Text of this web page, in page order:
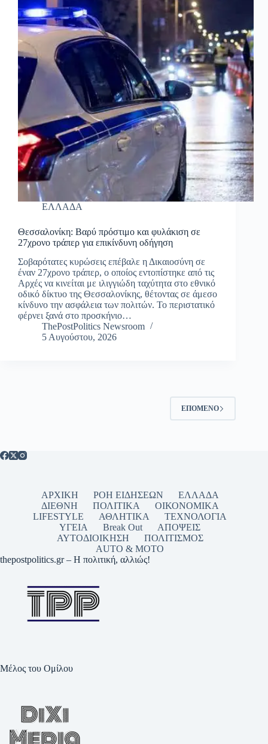
ΕΛΛΑΔΑ
Θεσσαλονίκη: Βαρύ πρόστιμο και φυλάκιση σε
27χρονο τράπερ για επικίνδυνη οδήγηση
Σοβαρότατες κυρώσεις επέβαλε η Δικαιοσύνη σε
έναν 27χρονο τράπερ, ο οποίος εντοπίστηκε από τις
Αρχές να κινείται με ιλιγγιώδη ταχύτητα στο εθνικό
οδικό δίκτυο της Θεσσαλονίκης, θέτοντας σε άμεσο
κίνδυνο την ασφάλεια των πολιτών. Το περιστατικό
φέρνει ξανά στο προσκήνιο…
ThePostPolitics Newsroom
5 Αυγούστου, 2026
ΕΠΌΜΕΝΟ
ΑΡΧΙΚΗ ΡΟΗ ΕΙΔΗΣΕΩΝ
ΕΛΛΑΔΑ
ΔΙΕΘΝΗ
ΠΟΛΙΤΙΚΑ
ΟΙΚΟΝΟΜΙΚΑ
LIFESTYLE
ΑΘΛΗΤΙΚΑ
ΤΕΧΝΟΛΟΓΙΑ
ΥΓΕΙΑ
Break Out
ΑΠΟΨΕΙΣ
ΑΥΤΟΔΙΟΙΚΗΣΗ
ΠΟΛΙΤΙΣΜΟΣ
AUTO & MOTO
thepostpolitics.gr – Η πολιτική, αλλιώς!
Μέλος του Ομίλου